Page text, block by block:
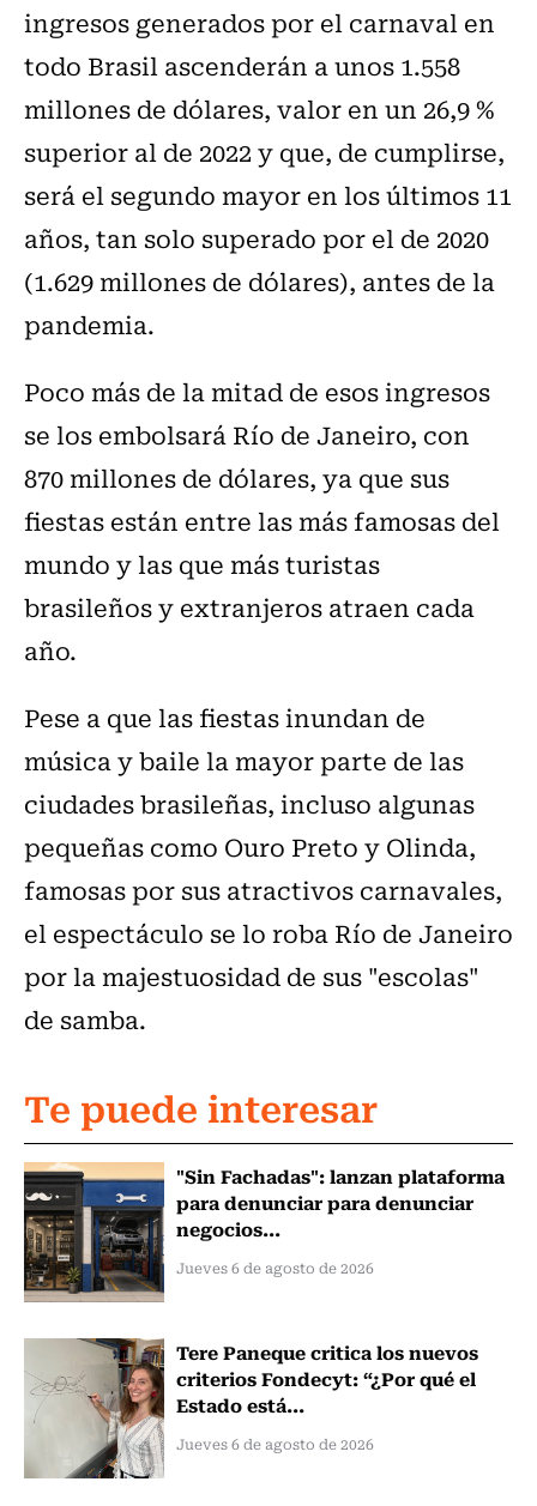
ingresos generados por el carnaval en
todo Brasil ascenderán a unos 1.558
millones de dólares, valor en un 26,9 %
superior al de 2022 y que, de cumplirse,
será el segundo mayor en los últimos 11
años, tan solo superado por el de 2020
(1.629 millones de dólares), antes de la
pandemia.
Poco más de la mitad de esos ingresos
se los embolsará Río de Janeiro, con
870 millones de dólares, ya que sus
fiestas están entre las más famosas del
mundo y las que más turistas
brasileños y extranjeros atraen cada
año.
Pese a que las fiestas inundan de
música y baile la mayor parte de las
ciudades brasileñas, incluso algunas
pequeñas como Ouro Preto y Olinda,
famosas por sus atractivos carnavales,
el espectáculo se lo roba Río de Janeiro
por la majestuosidad de sus "escolas"
de samba.
Te puede interesar
"Sin Fachadas": lanzan plataforma
para denunciar para denunciar
negocios...
Jueves 6 de agosto de 2026
Tere Paneque critica los nuevos
criterios Fondecyt: “¿Por qué el
Estado está...
Jueves 6 de agosto de 2026